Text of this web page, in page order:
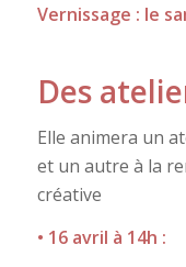
Vernissage : le
Des
Elle animera un
et un autre à la
créative
• 16 avril à 14h :